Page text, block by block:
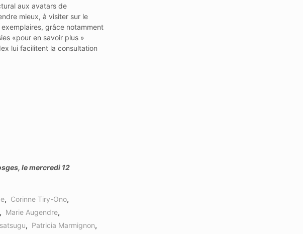
aux avatars de
mieux, à visiter sur le
grâce notamment
«pour en savoir plus »
lui facilitent la consultation
le mercredi 12
, Corinne Tiry-Ono,
Marie Augendre,
, Patricia Marmignon,